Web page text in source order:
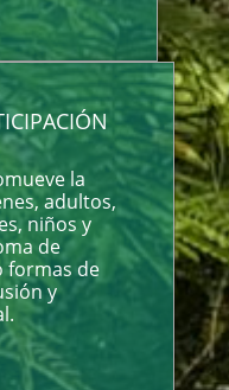
la
adultos,
niños y
de
formas de
y